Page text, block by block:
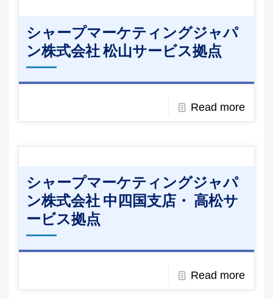
シャープマーケティングジャパ
ン株式会社 松山サービス拠点
Read more
シャープマーケティングジャパ
ン株式会社 中四国支店・ 高松サ
ービス拠点
Read more